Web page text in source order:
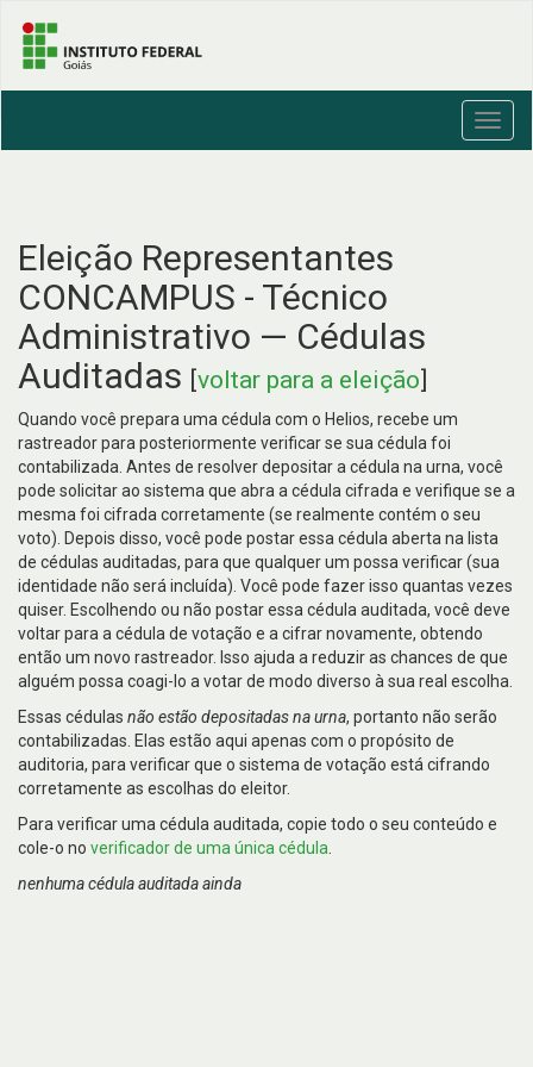
Eleição Representantes
CONCAMPUS - Técnico
Administrativo — Cédulas
Auditadas [voltar para a eleição]
Quando você prepara uma cédula com o Helios, recebe um
rastreador para posteriormente verificar se sua cédula foi
contabilizada. Antes de resolver depositar a cédula na urna, você
pode solicitar ao sistema que abra a cédula cifrada e verifique se a
mesma foi cifrada corretamente (se realmente contém o seu
voto). Depois disso, você pode postar essa cédula aberta na lista
de cédulas auditadas, para que qualquer um possa verificar (sua
identidade não será incluída). Você pode fazer isso quantas vezes
quiser. Escolhendo ou não postar essa cédula auditada, você deve
voltar para a cédula de votação e a cifrar novamente, obtendo
então um novo rastreador. Isso ajuda a reduzir as chances de que
alguém possa coagi-lo a votar de modo diverso à sua real escolha.
Essas cédulas não estão depositadas na urna, portanto não serão
contabilizadas. Elas estão aqui apenas com o propósito de
auditoria, para verificar que o sistema de votação está cifrando
corretamente as escolhas do eleitor.
Para verificar uma cédula auditada, copie todo o seu conteúdo e
cole-o no verificador de uma única cédula
nenhuma cédula auditada ainda